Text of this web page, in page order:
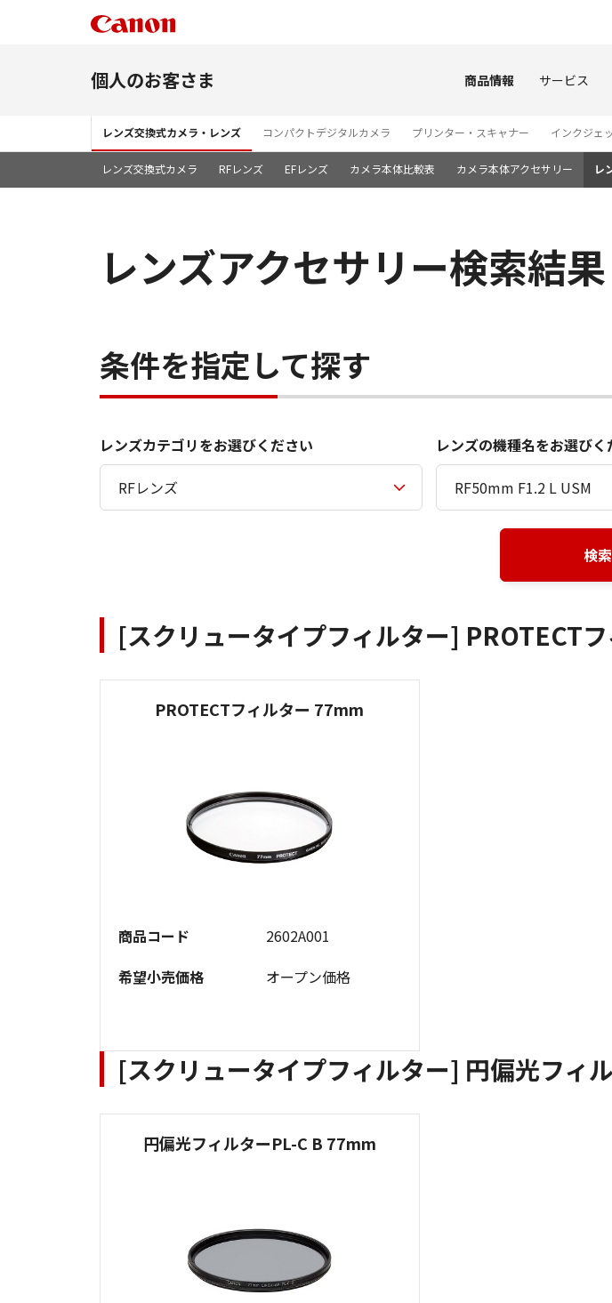
個人のお客さま 商品情報 サービス
レンズ交換式カメラ・レンズ コンパクトデジタルカメラ プリンター・スキャナー インクジェ
レンズ交換式カメラ RFレンズ EFレンズ カメラ本体比較表 カメラ本体アクセサリー レ
レンズアクセサリー検索結果
条件を指定して探す
レンズカテゴリをお選びください レンズの機種名をお選びく
検索
[スクリュータイプフィルター] PROTECT
PROTECTフィルター 77mm
商品コード
2602A001
希望小売価格
オープン価格
[スクリュータイプフィルター] 円偏光フィ
円偏光フィルターPL-C B 77mm